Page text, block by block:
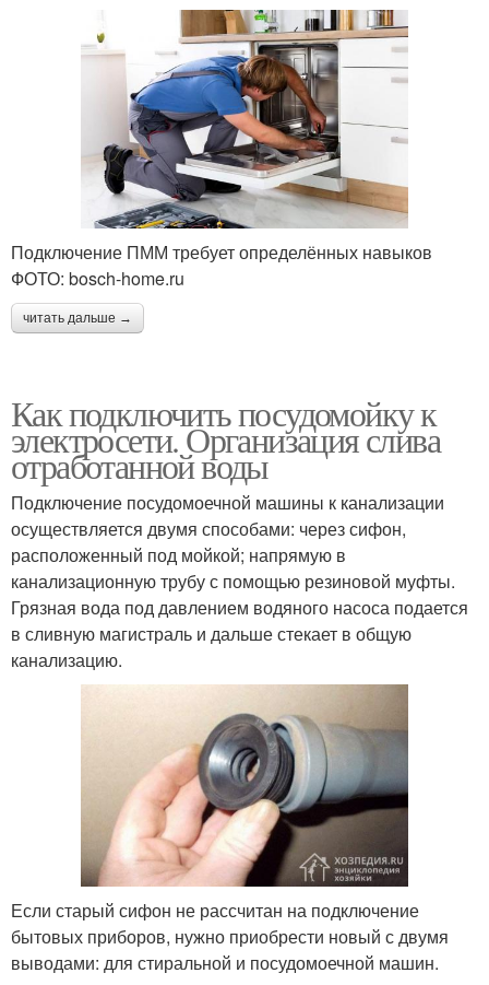
Подключение ПММ требует определённых навыков
ФОТО: bosch-home.ru
читать дальше →
Как подключить посудомойку к
электросети. Организация слива
отработанной воды
Подключение посудомоечной машины к канализации
осуществляется двумя способами: через сифон,
расположенный под мойкой; напрямую в
канализационную трубу с помощью резиновой муфты.
Грязная вода под давлением водяного насоса подается
в сливную магистраль и дальше стекает в общую
канализацию.
Если старый сифон не рассчитан на подключение
бытовых приборов, нужно приобрести новый с двумя
выводами: для стиральной и посудомоечной машин.